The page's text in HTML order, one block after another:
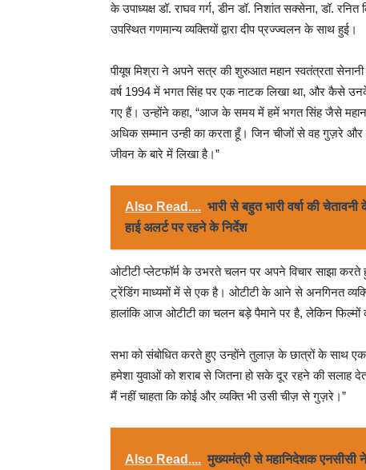
के उपाध्यक्ष डॉ. राघव गर्ग, डीन डॉ. निशांत सक्सेना, डॉ.
उपस्थित गणमान्य व्यक्तियों द्वारा दीप प्रज्ज्वलन के साथ हुई।
पीयूष मिश्रा ने अपने सत्र की शुरुआत महान स्वतंत्रता
वर्ष 1994 में भगत सिंह पर एक नाटक लिखा था, और कैसे
गए हैं। उन्होंने कहा, “आज के समय में हमें भगत सिंह जैसे
अधिक सम्मान उन्ही का करता हूँ। जिन चीजों से वह गुज़रे
जीवन के बारे में लिखा है।”
Also Read.... भारी से बहुत भारी वर्षा की
हाई अलर्ट पर रहने के निर्देश
ओटीटी प्लेटफॉर्म के उभरते चलन पर अपने विचार साझा
ट्रेंडिंग माध्यमों में से एक है। ओटीटी के आने से अनगिनत
हालांकि आज ओटीटी का चलन बड़े पैमाने पर है, लेकिन
सभा को संबोधित करते हुए उन्होंने तुलाज़ के छात्रों के साथ
हमेशा युवाओं को शराब से जितना हो सके दूर रहने की सलाह
मैं नहीं चाहता कि कोई और व्यक्ति भी उसी चीज़ से गुज़रे।”
Also Read.... मुख्यमंत्री से महानिदेशक एनसीसी ने